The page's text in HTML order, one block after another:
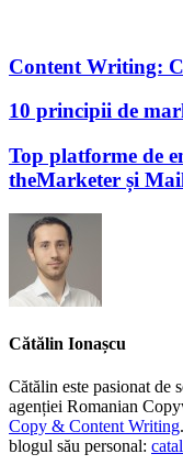
Content Writing:
10 principii de
Top platforme de
theMarketer și
Cătălin Ionașcu
Cătălin este pasionat de
agenției Romanian
Copy & Content Writing
blogul său personal: